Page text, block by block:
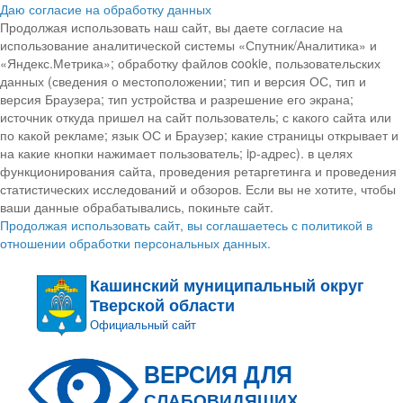
Даю согласие на обработку данных
Продолжая использовать наш сайт, вы даете согласие на
использование аналитической системы «Спутник/Аналитика» и
«Яндекс.Метрика»; обработку файлов cookie, пользовательских
данных (сведения о местоположении; тип и версия ОС, тип и
версия Браузера; тип устройства и разрешение его экрана;
источник откуда пришел на сайт пользователь; с какого сайта или
по какой рекламе; язык ОС и Браузер; какие страницы открывает и
на какие кнопки нажимает пользователь; ip-адрес). в целях
функционирования сайта, проведения ретаргетинга и проведения
статистических исследований и обзоров. Если вы не хотите, чтобы
ваши данные обрабатывались, покиньте сайт.
Продолжая использовать сайт, вы соглашаетесь с политикой в
отношении обработки персональных данных.